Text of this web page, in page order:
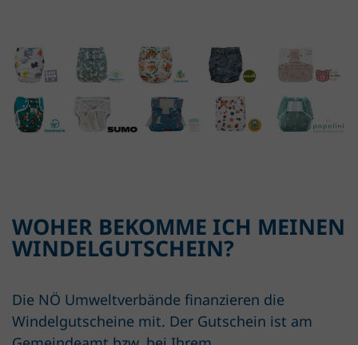
WOHER BEKOMME ICH MEINEN
WINDELGUTSCHEIN?
Die NÖ Umweltverbände finanzieren die
Windelgutscheine mit. Der Gutschein ist am